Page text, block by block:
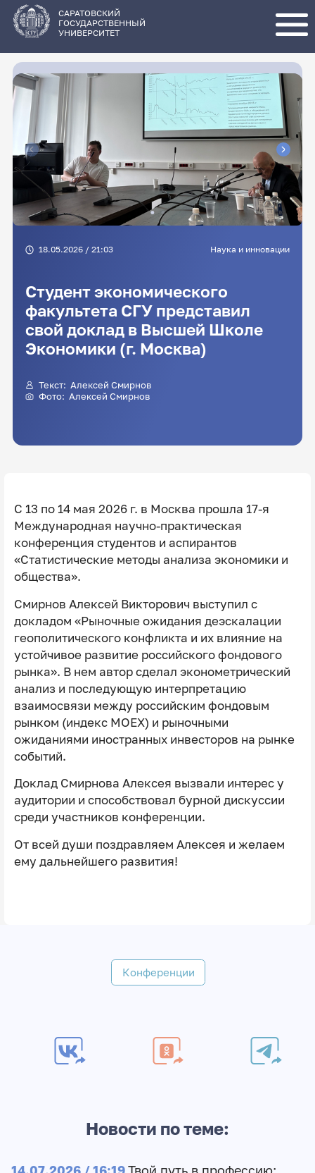
основному
содержанию
САРАТОВСКИЙ
ГОСУДАРСТВЕННЫЙ
УНИВЕРСИТЕТ
18.05.2026 / 21:03 Наука и инновации
Студент экономического
факультета СГУ представил
свой доклад в Высшей Школе
Экономики (г. Москва)
Текст: Алексей Смирнов
Фото: Алексей Смирнов
С 13 по 14 мая 2026 г. в Москва прошла 17-я
Международная научно-практическая
конференция студентов и аспирантов
«Статистические методы анализа экономики и
общества».
Смирнов Алексей Викторович выступил с
докладом «Рыночные ожидания деэскалации
геополитического конфликта и их влияние на
устойчивое развитие российского фондового
рынка». В нем автор сделал эконометрический
анализ и последующую интерпретацию
взаимосвязи между российским фондовым
рынком (индекс MOEX) и рыночными
ожиданиями иностранных инвесторов на рынке
событий.
Доклад Смирнова Алексея вызвали интерес у
аудитории и способствовал бурной дискуссии
среди участников конференции.
От всей души поздравляем Алексея и желаем
ему дальнейшего развития!
Конференции
Новости по теме: